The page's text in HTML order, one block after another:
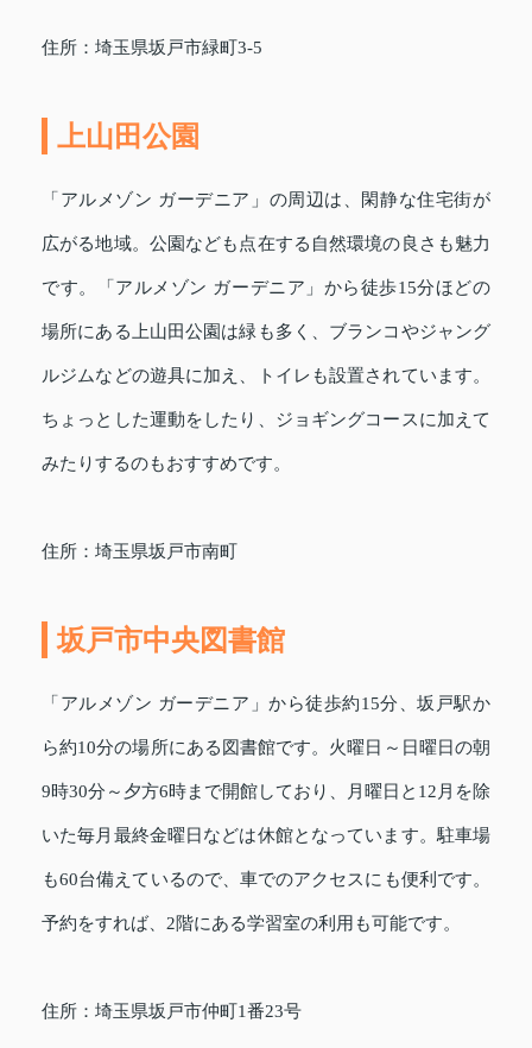
住所：埼玉県坂戸市緑町3-5
上山田公園
「アルメゾン ガーデニア」の周辺は、閑静な住宅街が
広がる地域。公園なども点在する自然環境の良さも魅力
です。「アルメゾン ガーデニア」から徒歩15分ほどの
場所にある上山田公園は緑も多く、ブランコやジャング
ルジムなどの遊具に加え、トイレも設置されています。
ちょっとした運動をしたり、ジョギングコースに加えて
みたりするのもおすすめです。
住所：埼玉県坂戸市南町
坂戸市中央図書館
「アルメゾン ガーデニア」から徒歩約15分、坂戸駅か
ら約10分の場所にある図書館です。火曜日～日曜日の朝
9時30分～夕方6時まで開館しており、月曜日と12月を除
いた毎月最終金曜日などは休館となっています。駐車場
も60台備えているので、車でのアクセスにも便利です。
予約をすれば、2階にある学習室の利用も可能です。
住所：埼玉県坂戸市仲町1番23号